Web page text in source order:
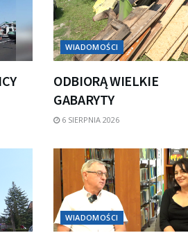
WIADOMOŚCI
ODBIORĄ WIELKIE
GABARYTY
6 SIERPNIA 2026
WIADOMOŚCI